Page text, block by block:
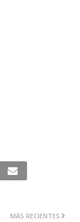
MÁS RECIENTES